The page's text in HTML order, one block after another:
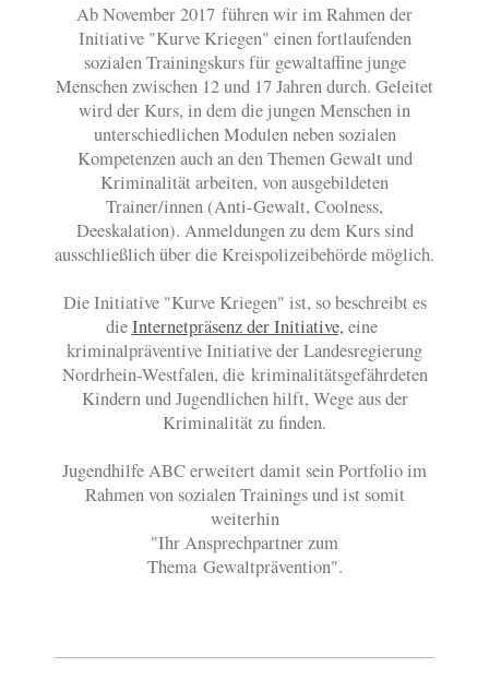
Ab November 2017 führen wir im Rahmen der
Initiative "Kurve Kriegen" einen fortlaufenden
sozialen Trainingskurs für gewaltaffine junge
Menschen zwischen 12 und 17 Jahren durch. Geleitet
wird der Kurs, in dem die jungen Menschen in
unterschiedlichen Modulen neben sozialen
Kompetenzen auch an den Themen Gewalt und
Kriminalität arbeiten, von ausgebildeten
Trainer/innen (Anti-Gewalt, Coolness,
Deeskalation). Anmeldungen zu dem Kurs sind
ausschließlich über die Kreispolizeibehörde möglich.
Die Initiative "Kurve Kriegen" ist, so beschreibt es
dieInternetpräsenz der Initiative, eine
kriminalpräventive Initiative der Landesregierung
Nordrhein-Westfalen, die kriminalitätsgefährdeten
Kindern und Jugendlichen hilft, Wege aus der
Kriminalität zu finden.
Jugendhilfe ABC erweitert damit sein Portfolio im
Rahmen von sozialen Trainings und ist somit
weiterhin
"Ihr Ansprechpartner zum
Thema Gewaltprävention".